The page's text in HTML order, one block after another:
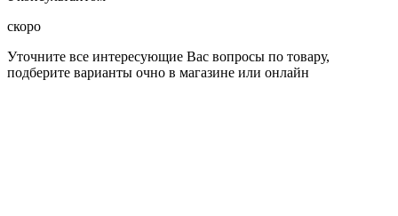
скоро
Уточните все интересующие Вас вопросы по товару,
подберите варианты очно в магазине или онлайн